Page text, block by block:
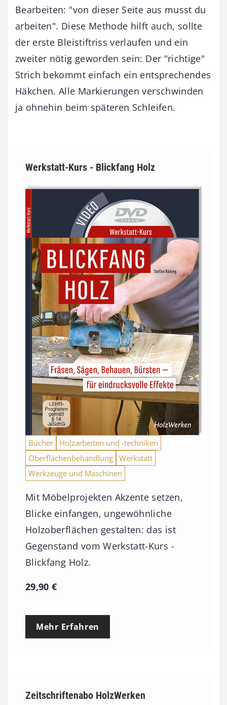
Bearbeiten: "von dieser Seite aus musst du
arbeiten". Diese Methode hilft auch, sollte
der erste Bleistiftriss verlaufen und ein
zweiter nötig geworden sein: Der "richtige"
Strich bekommt einfach ein entsprechendes
Häkchen. Alle Markierungen verschwinden
ja ohnehin beim späteren Schleifen.
Werkstatt-Kurs - Blickfang Holz
Bücher
Holzarbeiten und -techniken
Oberflächenbehandlung Werkstatt
Werkzeuge und Maschinen
Mit Möbelprojekten Akzente setzen,
Blicke einfangen, ungewöhnliche
Holzoberflächen gestalten: das ist
Gegenstand vom Werkstatt-Kurs -
Blickfang Holz.
29,90€
Mehr Erfahren
Zeitschriftenabo HolzWerken